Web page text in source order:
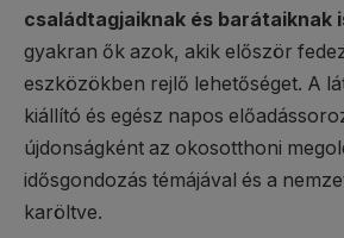
családtagjaiknak és barátaiknak
gyakran ők azok, akik először
eszközökben rejlő lehetőséget. A
kiállító és egész napos
újdonságként az okosotthoni
idősgondozás témájával és a
karöltve.